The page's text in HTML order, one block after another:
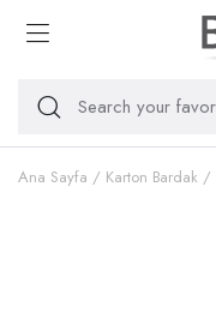
Ana Sayfa Karton Bardak